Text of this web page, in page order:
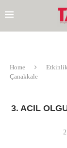
Home
Çanakkale
3. ACIL